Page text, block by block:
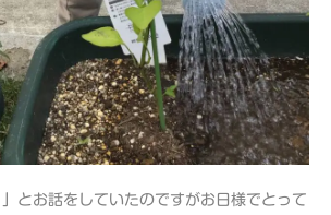
とお話をしていたのですがお日様でとって